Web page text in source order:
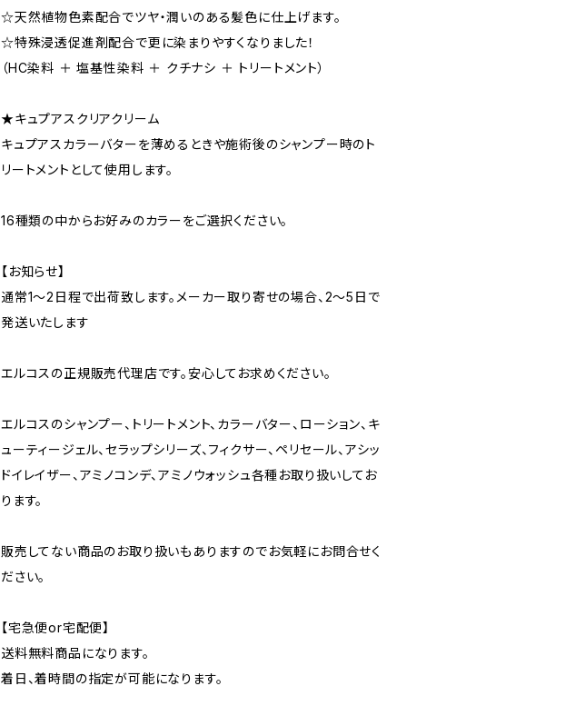
☆天然植物色素配合でツヤ・潤いのある髪色に仕上げます。
☆特殊浸透促進剤配合で更に染まりやすくなりました！
（HC染料 ＋ 塩基性染料 ＋ クチナシ ＋ トリートメント）
★キュプアスクリアクリーム
キュプアスカラーバターを薄めるときや施術後のシャンプー時のト
リートメントとして使用します。
16種類の中からお好みのカラーをご選択ください。
【お知らせ】
通常1～2日程で出荷致します。メーカー取り寄せの場合、2～5日で
発送いたします
エルコスの正規販売代理店です。安心してお求めください。
エルコスのシャンプー、トリートメント、カラーバター、ローション、キ
ューティージェル、セラップシリーズ、フィクサー、ペリセール、アシッ
ドイレイザー、アミノコンデ、アミノウォッシュ各種お取り扱いしてお
ります。
販売してない商品のお取り扱いもありますのでお気軽にお問合せく
ださい。
【宅急便or宅配便】
送料無料商品になります。
着日、着時間の指定が可能になります。